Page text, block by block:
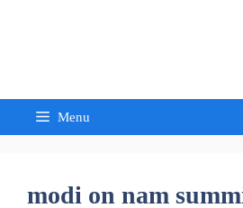
Menu
modi on nam